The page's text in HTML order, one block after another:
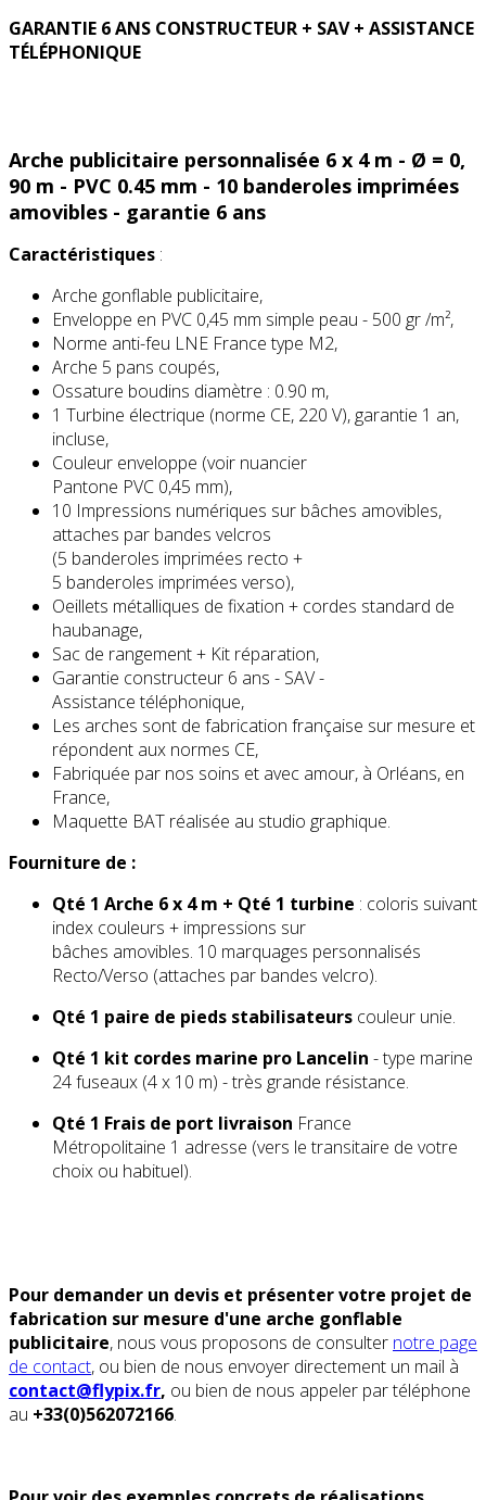
GARANTIE 6 ANS CONSTRUCTEUR + SAV + ASSISTANCE
TÉLÉPHONIQUE
Arche publicitaire personnalisée 6 x 4 m - Ø = 0,
90 m - PVC 0.45 mm - 10 banderoles imprimées
amovibles - garantie 6 ans
Caractéristiques :
Arche gonflable publicitaire,
Enveloppe en PVC 0,45 mm simple peau - 500 gr /m²,
Norme anti-feu LNE France type M2,
Arche 5 pans coupés,
Ossature boudins diamètre : 0.90 m,
1 Turbine électrique (norme CE, 220 V), garantie 1 an,
incluse,
Couleur enveloppe (voir nuancier
Pantone PVC 0,45 mm),
10 Impressions numériques sur bâches amovibles,
attaches par bandes velcros
(5 banderoles imprimées recto +
5 banderoles imprimées verso),
Oeillets métalliques de fixation + cordes standard de
haubanage,
Sac de rangement + Kit réparation,
Garantie constructeur 6 ans - SAV -
Assistance téléphonique,
Les arches sont de fabrication française sur mesure et
répondent aux normes CE,
Fabriquée par nos soins et avec amour, à Orléans, en
France,
Maquette BAT réalisée au studio graphique.
Fourniture de :
Qté 1 Arche 6 x 4 m + Qté 1 turbine : coloris suivant
index couleurs + impressions sur
bâches amovibles. 10 marquages personnalisés
Recto/Verso (attaches par bandes velcro).
Qté 1 paire de pieds stabilisateurs couleur unie.
Qté 1 kit cordes marine pro Lancelin - type marine
24 fuseaux (4 x 10 m) - très grande résistance.
Qté 1 Frais de port livraison France
Métropolitaine 1 adresse (vers le transitaire de votre
choix ou habituel).
Pour demander un devis et présenter votre projet de
fabrication sur mesure d'une arche gonflable
publicitaire, nous vous proposons de consulter notre page
de contact, ou bien de nous envoyer directement un mail à
contact@flypix.fr, ou bien de nous appeler par téléphone
au +33(0)562072166.